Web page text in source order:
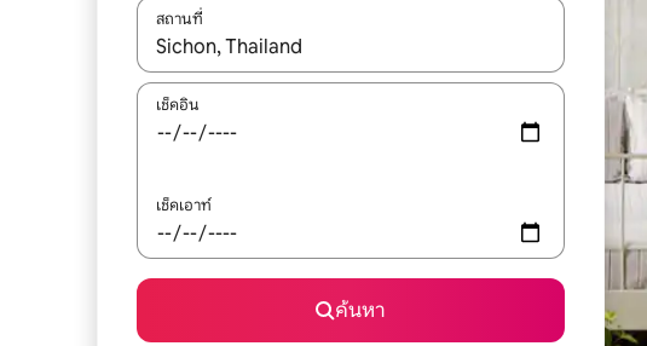
สถานที่
ใช้ลูกศรขึ้นลง หรือใช้การสัมผัสหรือปัด เพื่อสำรวจผลการค้นหา
เช็คอิน
เช็คเอาท์
ค้นหา